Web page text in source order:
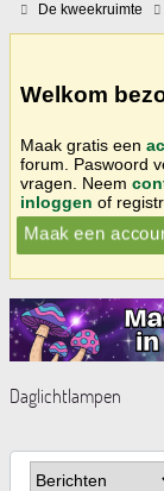
De kweekruimte
Welkom
Maak gratis een
forum. Paswoord
vragen. Neem
inloggen of
Maak een
Daglichtlampen